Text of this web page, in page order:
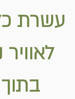
עשרת